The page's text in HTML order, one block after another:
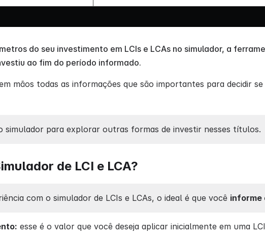
do seu investimento em LCIs e LCAs no simulador, a
ao fim do período informado.
mãos todas as informações que são importantes para decidir
simulador para explorar outras formas de investir nesses títulos.
de LCI e LCA?
com o simulador de LCIs e LCAs, o ideal é que você informe
esse é o valor que você deseja aplicar inicialmente em uma